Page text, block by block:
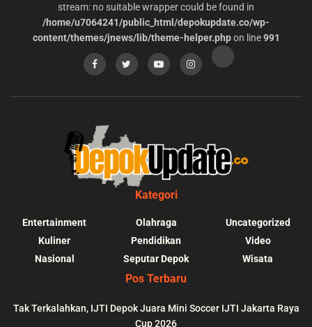
stream: no suitable wrapper could be found in
/home/u7064241/public_html/depokupdate.co/wp-
content/themes/jnews/lib/theme-helper.phpon line991
Kategori
Entertainment
Kuliner
Nasional
Olahraga
Pendidikan
Seputar Depok
Uncategorized
Video
Wisata
Pos Terbaru
Tak Terkalahkan, IJTI Depok Juara Mini Soccer IJTI Jakarta Raya
Cup 2026